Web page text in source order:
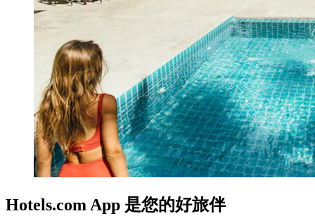
Hotels.com App 是您的好旅伴